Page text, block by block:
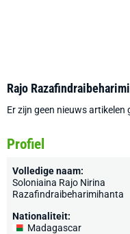
Rajo
Er zijn geen nieuws artikelen
Profiel
Volledige naam:
Soloniaina Rajo Nirina
Razafindraibeharimihanta
Nationaliteit:
Madagascar